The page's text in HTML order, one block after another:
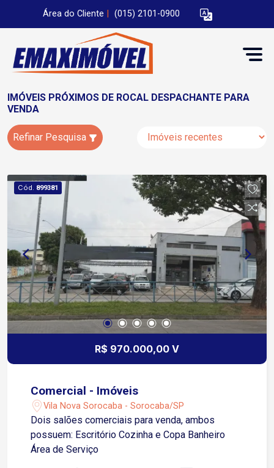
Área do Cliente (015) 2101-0900
IMÓVEIS PRÓXIMOS DE ROCAL DESPACHANTE PARA
VENDA
Refinar Pesquisa
Cód. 899381
R$ 970.000,00 V
Comercial - Imóveis
Vila Nova Sorocaba - Sorocaba/SP
Dois salões comerciais para venda, ambos
possuem: Escritório Cozinha e Copa Banheiro
Área de Serviço